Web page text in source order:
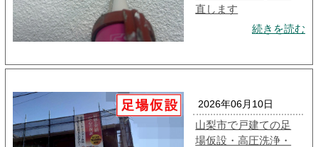
直します
続きを読む
2026年06月10日
山梨市で戸建ての足
場仮設・高圧洗浄・